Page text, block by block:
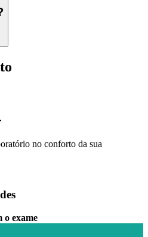
no conforto da sua
o exame